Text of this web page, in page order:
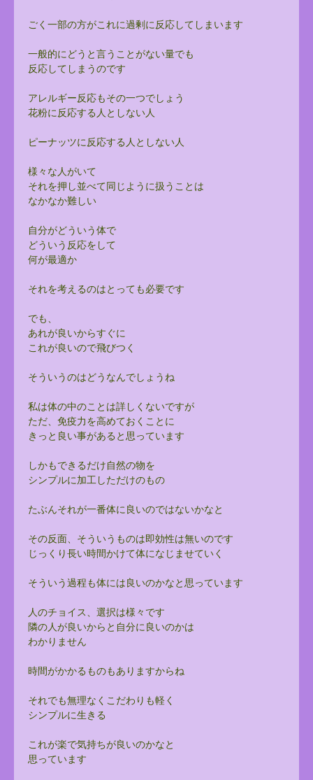
ごく一部の方がこれに過剰に反応してしまいます
一般的にどうと言うことがない量でも
反応してしまうのです
アレルギー反応もその一つでしょう
花粉に反応する人としない人
ピーナッツに反応する人としない人
様々な人がいて
それを押し並べて同じように扱うことは
なかなか難しい
自分がどういう体で
どういう反応をして
何が最適か
それを考えるのはとっても必要です
でも、
あれが良いからすぐに
これが良いので飛びつく
そういうのはどうなんでしょうね
私は体の中のことは詳しくないですが
ただ、免疫力を高めておくことに
きっと良い事があると思っています
しかもできるだけ自然の物を
シンプルに加工しただけのもの
たぶんそれが一番体に良いのではないかなと
その反面、そういうものは即効性は無いのです
じっくり長い時間かけて体になじませていく
そういう過程も体には良いのかなと思っています
人のチョイス、選択は様々です
隣の人が良いからと自分に良いのかは
わかりません
時間がかかるものもありますからね
それでも無理なくこだわりも軽く
シンプルに生きる
これが楽で気持ちが良いのかなと
思っています